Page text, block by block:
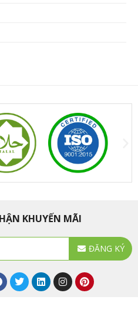
KHUYẾN MÃI
ĐĂNG KÝ
T
w
i
L
i
n
I
n
s
P
i
n